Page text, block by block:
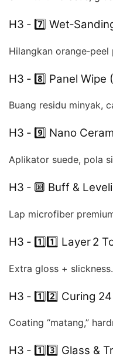
H3 ‑ 7️⃣
Hilangkan
H3 ‑ 8️⃣ Panel Wipe
Buang residu minyak,
H3 ‑ 9️⃣ Nano
Aplikator suede, pola
H3 ‑ 🔟 Buff &
Lap microfiber
H3 ‑ 1️⃣1️⃣ Layer 2
Extra gloss + slickness.
H3 ‑ 1️⃣2️⃣ Curing
Coating “matang,”
H3 ‑ 1️⃣3️⃣ Glass &